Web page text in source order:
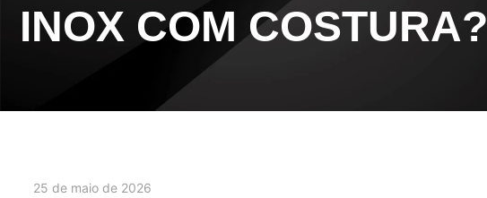
INOX COM COSTURA?
25 de maio de 2026